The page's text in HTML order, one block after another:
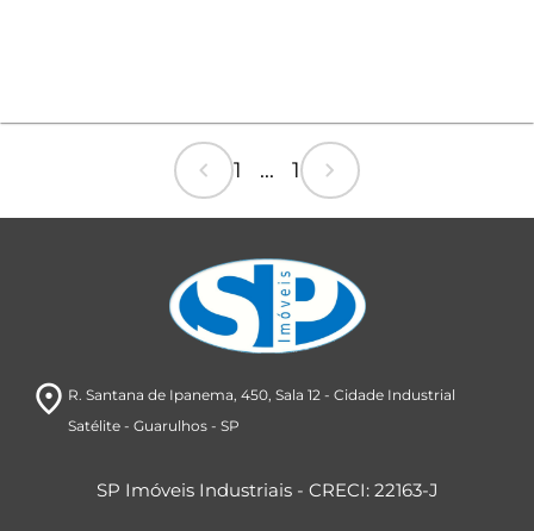
chevron_left 1 ... 1 chevron_right
room R. Santana de Ipanema, 450, Sala 12- Cidade Industrial
Satélite - Guarulhos- SP
SP Imóveis Industriais - CRECI: 22163-J